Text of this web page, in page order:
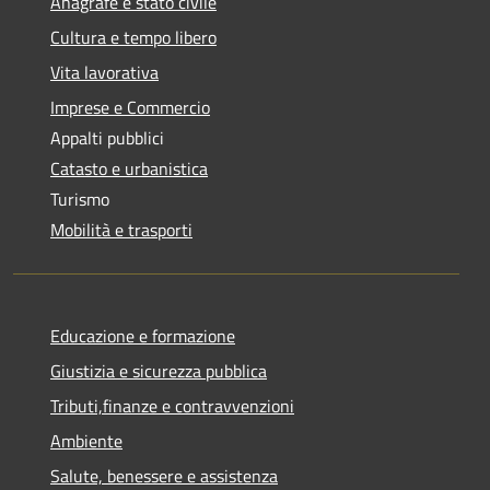
Cultura e tempo libero
Vita lavorativa
Imprese e Commercio
Appalti pubblici
Catasto e urbanistica
Turismo
Mobilità e trasporti
Educazione e formazione
Giustizia e sicurezza pubblica
Tributi,finanze e contravvenzioni
Ambiente
Salute, benessere e assistenza